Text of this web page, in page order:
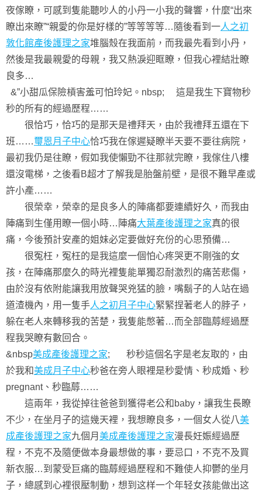
夜傢瞭，可感到隻能聽吵人的小丹一小我的聲響，什麼“出來
瞭出來瞭”“親愛的你是好樣的”等等等等…隨後看到一人之初
敦化館產後護理之家堆腦殼在我面前，而我最先看到小丹，
然後是我最親愛的母親，我又熱淚迎眶瞭，但我心裡結壯瞭
良多…
&”小甜瓜保險槓害羞可怕玲妃。nbsp; 這是我生下寶物秒
秒的所有的經過歷程……
很恰巧，恰巧的是那天是禮拜天，由於我禮拜五還在下
班……璽恩月子中心恰巧我在傢遲疑瞭半天要不要往病院，
最初我仍是往瞭，假如我使懶勁不往那就完瞭，我傢住八樓
還沒電梯，之後看B超才了解我是胎盤前壁，是很不難早產或
許小產……
很榮幸，榮幸的是良多人的陣痛都要連續好久，而我由
陣痛到生僅用瞭一個小時…陣痛大葉產後護理之家真的很
痛，今後預計安產的姐妹必定要做好充份的心思預備…
很冤枉，冤枉的是我這麼一個怕心疼哭更不剛強的女
孩，在陣痛那麼久的時光裡隻能單獨忍耐激烈的痛苦悲傷，
由於沒有依附能讓我用放聲哭兇猛的臉，嘴鬍子的人站在過
道渣機內，用一隻手人之初月子中心緊緊捏著老人的脖子，
躲在老人來轉移我的苦楚，我隻能憋著…而全部臨蓐經過歷
程我哭瞭有數回合。
&nbsp美成產後護理之家; 秒秒這個名字是老友取的，由
於我和美成月子中心秒爸在旁人眼裡是秒愛情、秒成婚、秒
pregnant、秒臨蓐……
這兩年，我從掉往爸爸到獲得老公和baby，讓我生長瞭
不少，在坐月子的這幾天裡，我想瞭良多，一個女人從八美
成產後護理之家九個月 美成產後護理之家漫長妊娠經過歷
程，不克不及隨便做本身最想做的事，要忌口，不克不及買
新衣服…到蒙受巨痛的臨蓐經過歷程和不難使人抑鬱的坐月
子，總感到心裡很壓制動，想到这样一个年轻女孩能做出这